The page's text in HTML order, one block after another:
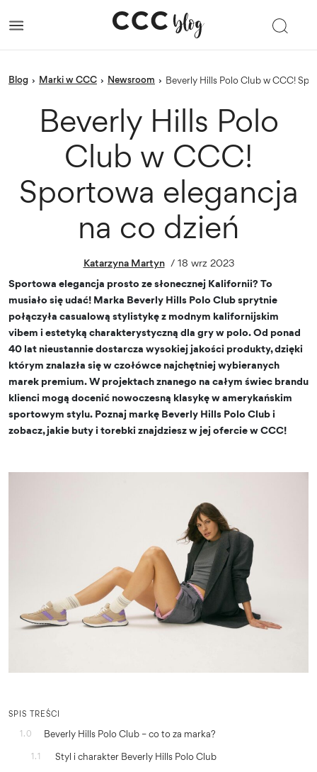
blog › Marki w CCC › newsroom › Beverly Hills Polo Club w CCC!
Beverly Hills Polo
Club w CCC!
Sportowa elegancja
na co dzień
Katarzyna Martyn / 18 wrz 2023
Sportowa elegancja prosto ze słonecznej Kalifornii? To
musiało się udać! Marka Beverly Hills Polo Club sprytnie
połączyła casualową stylistykę z modnym kalifornijskim
vibem i estetyką charakterystyczną dla gry w polo. Od ponad
40 lat nieustannie dostarcza wysokiej jakości produkty, dzięki
którym znalazła się w czołówce najchętniej wybieranych
marek premium. W projektach znanego na całym świec brandu
klienci mogą docenić nowoczesną klasykę w amerykańskim
sportowym stylu. Poznaj markę Beverly Hills Polo Club i
zobacz, jakie buty i torebki znajdziesz w jej ofercie w CCC!
SPIS TREŚCI
1.0
Beverly Hills Polo Club – co to za marka?
1.1 Styl i charakter Beverly Hills Polo Club